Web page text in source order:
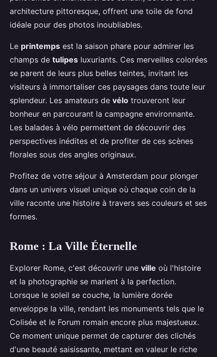
architecture pittoresque, offrent une toile de fond
idéale pour des photos inoubliables.
Le printemps est la saison phare pour admirer les
champs de tulipes luxuriants. Ces merveilles colorées
se parent de leurs plus belles teintes, invitant les
visiteurs à immortaliser ces paysages dans toute leur
splendeur. Les amateurs de vélo trouveront leur
bonheur en parcourant la campagne environnante.
Les balades à vélo permettent de découvrir des
perspectives inédites et de profiter de ces scènes
florales sous des angles originaux.
Profitez de votre séjour à Amsterdam pour plonger
dans un univers visuel unique où chaque coin de la
ville raconte une histoire à travers ses couleurs et ses
formes.
Rome : La Ville Éternelle
Explorer Rome, c'est découvrir une ville où l'histoire
et la photographie se marient à la perfection.
Lorsque le soleil se couche, la lumière dorée
enveloppe la ville, rendant les monuments tels que le
Colisée et le Forum romain encore plus majestueux.
Ce moment unique permet de capturer des clichés
d'une beauté saisissante, mettant en valeur le riche